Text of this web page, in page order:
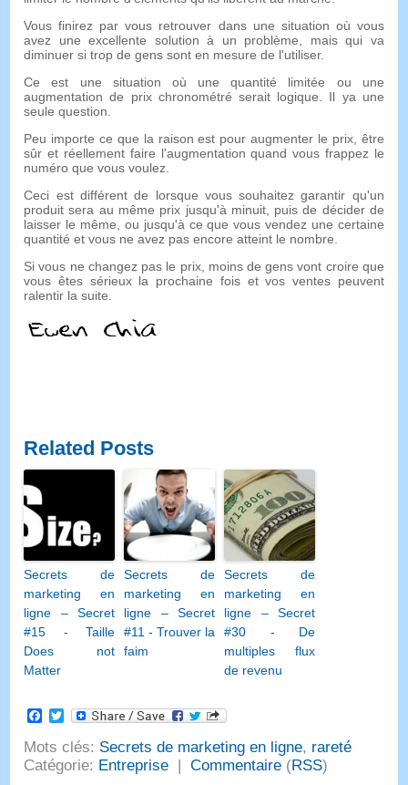
Vous finirez par vous retrouver dans une situation où vous
avez une excellente solution à un problème, mais qui va
diminuer si trop de gens sont en mesure de l'utiliser.
Ce est une situation où une quantité limitée ou une
augmentation de prix chronométré serait logique. Il ya une
seule question.
Peu importe ce que la raison est pour augmenter le prix, être
sûr et réellement faire l'augmentation quand vous frappez le
numéro que vous voulez.
Ceci est différent de lorsque vous souhaitez garantir qu'un
produit sera au même prix jusqu'à minuit, puis de décider de
laisser le même, ou jusqu'à ce que vous vendez une certaine
quantité et vous ne avez pas encore atteint le nombre.
Si vous ne changez pas le prix, moins de gens vont croire que
vous êtes sérieux la prochaine fois et vos ventes peuvent
ralentir la suite.
Related Posts
Secrets de
marketing en
ligne – Secret
#15 - Taille
Does not
Matter
Secrets de
marketing en
ligne – Secret
#11 - Trouver la
faim
Secrets de
marketing en
ligne – Secret
#30 - De
multiples flux
de revenu
Facebook
Twitter
Mots clés: Secrets de marketing en ligne, rareté
Catégorie: Entreprise |Commentaire (RSS)